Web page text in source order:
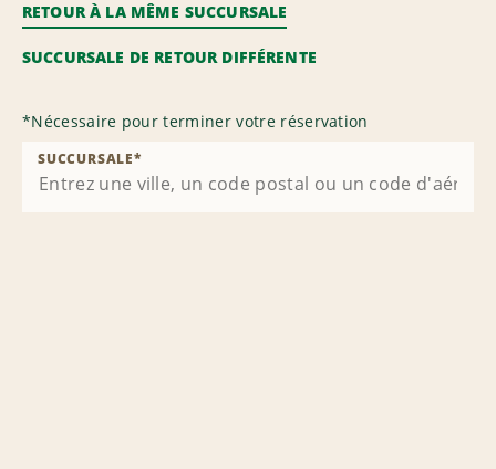
RETOUR À LA MÊME SUCCURSALE
SUCCURSALE DE RETOUR DIFFÉRENTE
*Nécessaire pour terminer votre réservation
SUCCURSALE*